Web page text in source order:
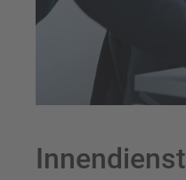
Innendienst